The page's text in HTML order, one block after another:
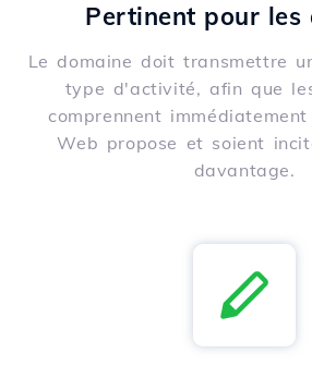
Pertinent pour les
Le domaine doit transmettre
type d'activité, afin que
comprennent
Web propose et soient
davantage.